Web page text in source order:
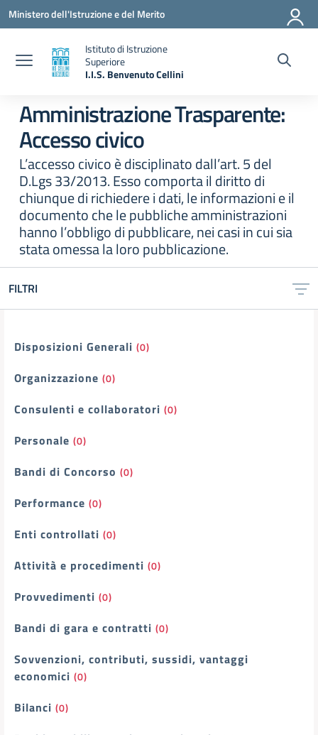
Vai ai contenuti
Vai al menu di navigazione
Vai al footer
Ministero dell'Istruzione e del Merito
Istituto di Istruzione
Superiore
I.I.S. Benvenuto Cellini
Amministrazione Trasparente:
Accesso civico
L’accesso civico è disciplinato dall’art. 5 del
D.Lgs 33/2013. Esso comporta il diritto di
chiunque di richiedere i dati, le informazioni e il
documento che le pubbliche amministrazioni
hanno l’obbligo di pubblicare, nei casi in cui sia
stata omessa la loro pubblicazione.
FILTRI
Filtri
Disposizioni Generali (0)
Organizzazione (0)
Consulenti e collaboratori (0)
Personale (0)
Bandi di Concorso (0)
Performance (0)
Enti controllati (0)
Attività e procedimenti (0)
Provvedimenti (0)
Bandi di gara e contratti (0)
Sovvenzioni, contributi, sussidi, vantaggi
economici (0)
Bilanci (0)